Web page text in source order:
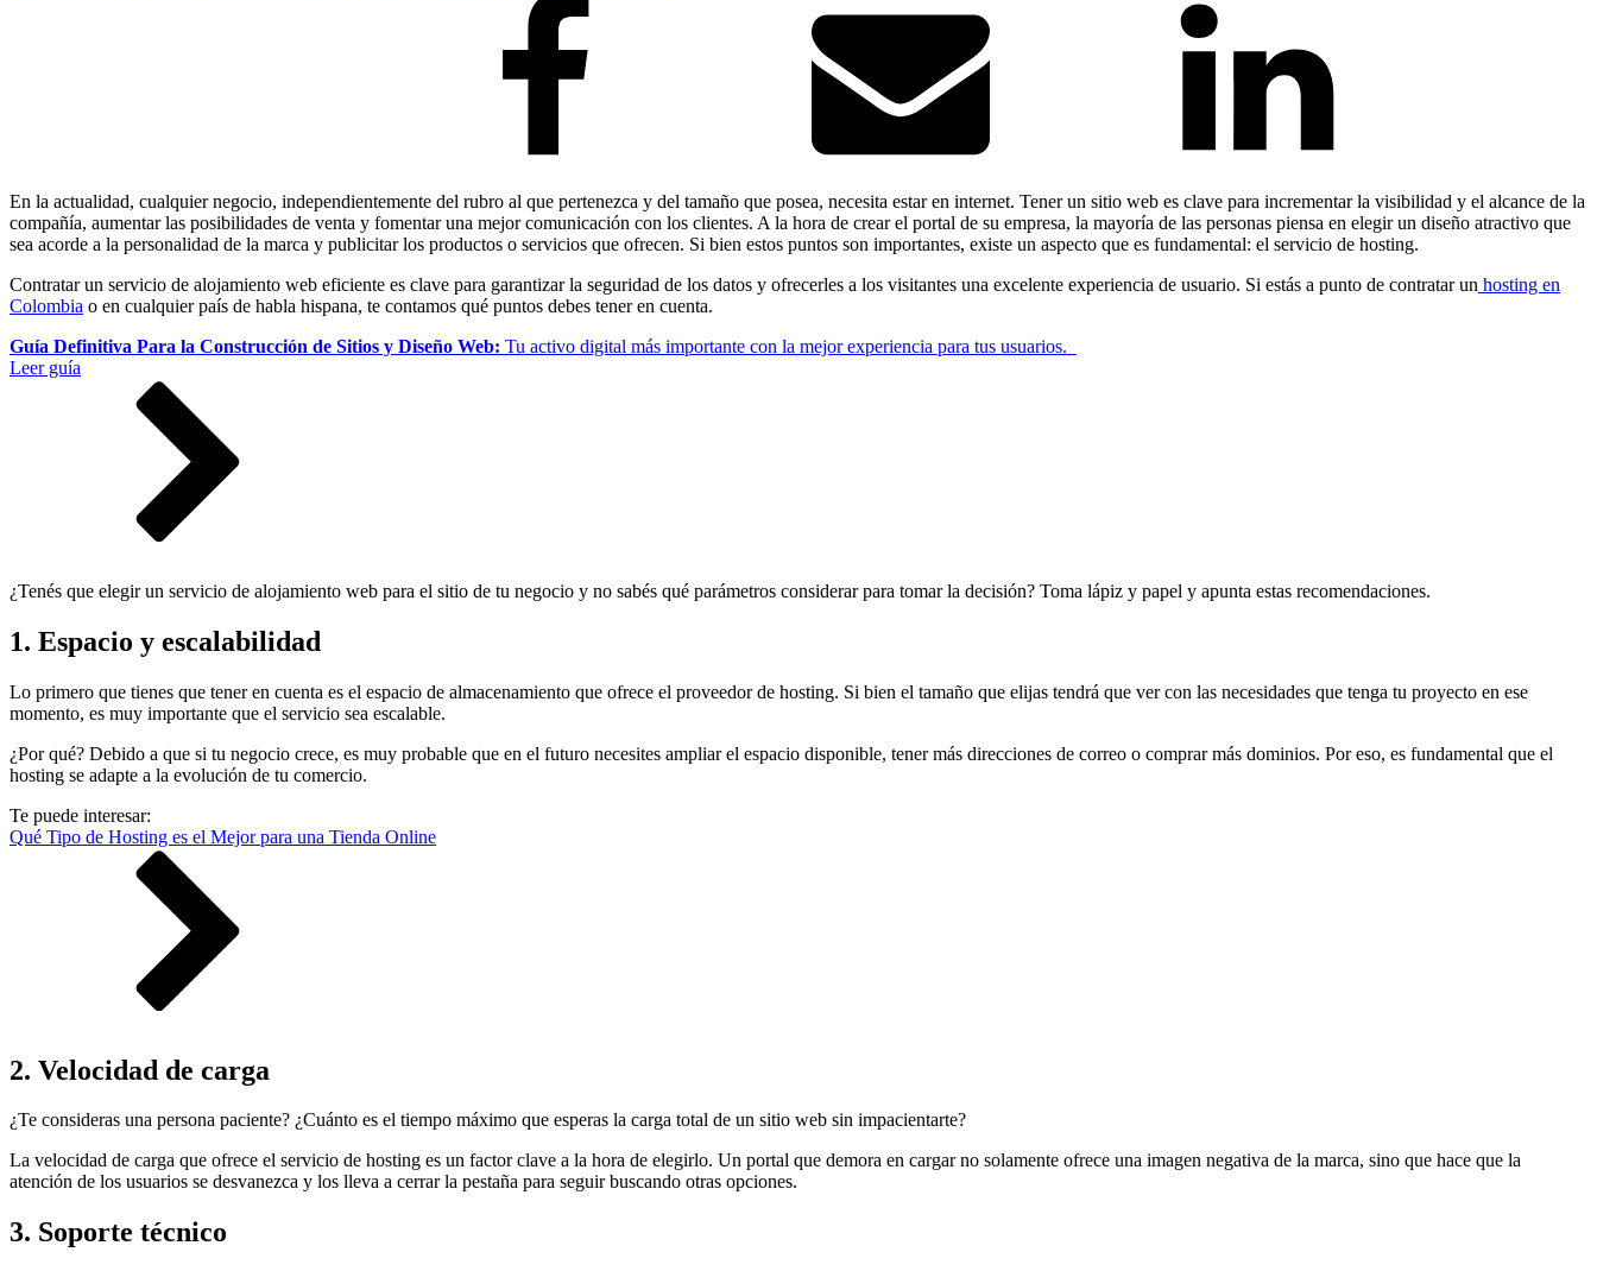
En la actualidad, cualquier negocio, independientemente del rubro al que pertenezca y del tamaño que posea, necesita estar en internet. Tener un sitio web es clave para incrementar la visibilidad y el alcance de la
compañía, aumentar las posibilidades de venta y fomentar una mejor comunicación con los clientes. A la hora de crear el portal de su empresa, la mayoría de las personas piensa en elegir un diseño atractivo que
sea acorde a la personalidad de la marca y publicitar los productos o servicios que ofrecen. Si bien estos puntos son importantes, existe un aspecto que es fundamental: el servicio de hosting.
Contratar un servicio de alojamiento web eficiente es clave para garantizar la seguridad de los datos y ofrecerles a los visitantes una excelente experiencia de usuario. Si estás a punto de contratar un hosting en
Colombia o en cualquier país de habla hispana, te contamos qué puntos debes tener en cuenta.
Guía Definitiva Para la Construcción de Sitios y Diseño Web: Tu activo digital más importante con la mejor experiencia para tus usuarios.
Leer guía
¿Tenés que elegir un servicio de alojamiento web para el sitio de tu negocio y no sabés qué parámetros considerar para tomar la decisión? Toma lápiz y papel y apunta estas recomendaciones.
1. Espacio y escalabilidad
Lo primero que tienes que tener en cuenta es el espacio de almacenamiento que ofrece el proveedor de hosting. Si bien el tamaño que elijas tendrá que ver con las necesidades que tenga tu proyecto en ese
momento, es muy importante que el servicio sea escalable.
¿Por qué? Debido a que si tu negocio crece, es muy probable que en el futuro necesites ampliar el espacio disponible, tener más direcciones de correo o comprar más dominios. Por eso, es fundamental que el
hosting se adapte a la evolución de tu comercio.
Te puede interesar:
Qué Tipo de Hosting es el Mejor para una Tienda Online
2. Velocidad de carga
¿Te consideras una persona paciente? ¿Cuánto es el tiempo máximo que esperas la carga total de un sitio web sin impacientarte?
La velocidad de carga que ofrece el servicio de hosting es un factor clave a la hora de elegirlo. Un portal que demora en cargar no solamente ofrece una imagen negativa de la marca, sino que hace que la
atención de los usuarios se desvanezca y los lleva a cerrar la pestaña para seguir buscando otras opciones.
3. Soporte técnico